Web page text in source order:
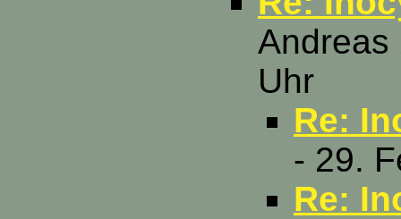
Andreas
Uhr
Re:
- 29.
Re: